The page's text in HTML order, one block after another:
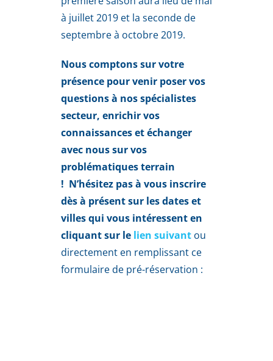
à juillet 2019 et la seconde de
septembre à octobre 2019.
Nous comptons sur votre
présence pour venir poser vos
questions à nos spécialistes
secteur, enrichir vos
connaissances et échanger
avec nous sur vos
problématiques terrain
! N’hésitez pas à vous inscrire
dès à présent sur les dates et
villes qui vous intéressent en
cliquant sur le lien suivant ou
directement en remplissant ce
formulaire de pré-réservation :